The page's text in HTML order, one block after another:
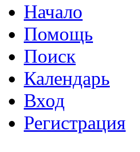
Начало
Помощь
Поиск
Календарь
Вход
Регистрация